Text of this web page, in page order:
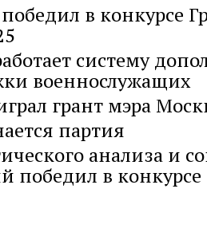
в конкурсе
систему
военнослужащих
грант мэра
партия
анализа и
победил в конкурсе